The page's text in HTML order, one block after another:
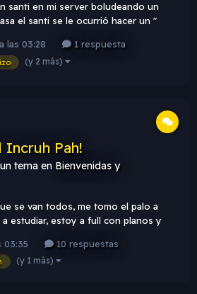
santi en mi server boludeando un
el santi se le ocurrió hacer un "
Bueno espero que les guste lo que
las 03:28
1 respuesta
(y 2 más)
Incruh Pah!
tema en Bienvenidas y
se van todos, me tomo el palo a
estudiar, estoy a full con planos y
a tomar el mundo e mz, pero
Crotox (Te amo) PCclone:
03:35 10 respuestas
(y 1 más)